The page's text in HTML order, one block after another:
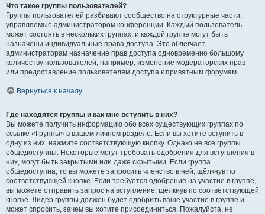
Что такое группы пользователей?
Группы пользователей разбивают сообщество на структурные части,
управляемые администратором конференции. Каждый пользователь
может состоять в нескольких группах, и каждой группе могут быть
назначены индивидуальные права доступа. Это облегчает
администраторам назначение прав доступа одновременно большому
количеству пользователей, например, изменение модераторских прав
или предоставление пользователям доступа к приватным форумам.
Вернуться к началу
Где находятся группы и как мне вступить в них?
Вы можете получить информацию обо всех существующих группах по
ссылке «Группы» в вашем личном разделе. Если вы хотите вступить в
одну из них, нажмите соответствующую кнопку. Однако не все группы
общедоступны. Некоторые могут требовать одобрения для вступления в
них, могут быть закрытыми или даже скрытыми. Если группа
общедоступна, то вы можете запросить членство в ней, щёлкнув по
соответствующей кнопке. Если требуется одобрение на участие в группе,
вы можете отправить запрос на вступление, щёлкнув по соответствующей
кнопке. Лидер группы должен будет одобрить ваше участие в группе и
может спросить, зачем вы хотите присоединиться. Пожалуйста, не